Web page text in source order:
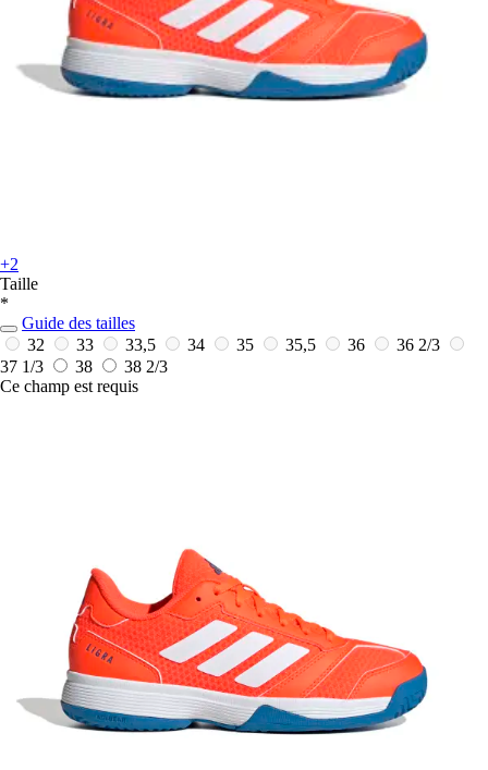
+2
Taille
*
Guide des tailles
32
33 33,5 34 35 35,5 36
36 2/3
37 1/3
38
38 2/3
Ce champ est requis